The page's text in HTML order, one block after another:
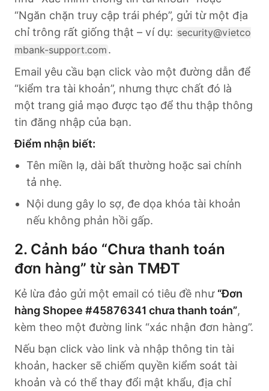
“Ngăn chặn truy cập trái phép”, gửi từ một địa
chỉ trông rất giống thật – ví dụ: security@vietco
mbank-support.com .
Email yêu cầu bạn click vào một đường dẫn để
“kiểm tra tài khoản”, nhưng thực chất đó là
một trang giả mạo được tạo để thu thập thông
tin đăng nhập của bạn.
Điểm nhận biết:
Tên miền lạ, dài bất thường hoặc sai chính
tả nhẹ.
Nội dung gây lo sợ, đe dọa khóa tài khoản
nếu không phản hồi gấp.
2. Cảnh báo “Chưa thanh toán
đơn hàng” từ sàn TMĐT
Kẻ lừa đảo gửi một email có tiêu đề như “Đơn
hàng Shopee #45876341 chưa thanh toán”,
kèm theo một đường link “xác nhận đơn hàng”.
Nếu bạn click vào link và nhập thông tin tài
khoản, hacker sẽ chiếm quyền kiểm soát tài
khoản và có thể thay đổi mật khẩu, địa chỉ